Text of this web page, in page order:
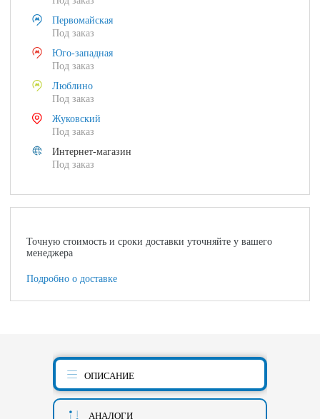
Первомайская
Под заказ
Юго-западная
Под заказ
Люблино
Под заказ
Жуковский
Под заказ
Интернет-магазин
Под заказ
Точную стоимость и сроки доставки уточняйте у вашего
менеджера
Подробно о доставке
ОПИСАНИЕ
АНАЛОГИ